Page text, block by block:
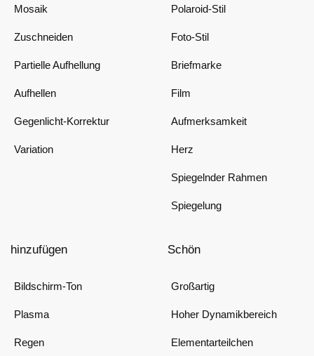
Mosaik
Zuschneiden
Partielle Aufhellung
Aufhellen
Gegenlicht-Korrektur
Variation
Polaroid-Stil
Foto-Stil
Briefmarke
Film
Aufmerksamkeit
Herz
Spiegelnder Rahmen
Spiegelung
hinzufügen
Bildschirm-Ton
Plasma
Regen
Schön
Großartig
Hoher Dynamikbereich
Elementarteilchen